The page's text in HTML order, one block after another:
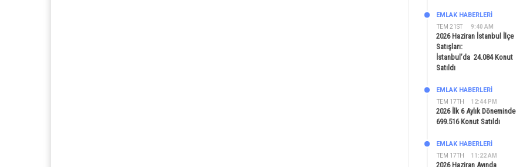
TEM 21ST 9:40 AM
EMLAK HABERLERI
2026 Haziran İstanbul İlçe
Satışları:
İstanbul’da 24.084 Konut
Satıldı
TEM 17TH 12:44 PM
EMLAK HABERLERI
2026 İlk 6 Aylık Döneminde
699.516 Konut Satıldı
TEM 17TH 11:22 AM
EMLAK HABERLERI
2026 Haziran Ayında